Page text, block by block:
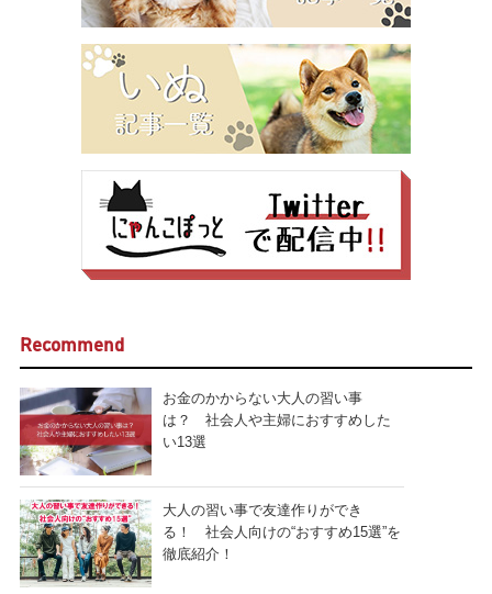
Recommend
お金のかからない大人の習い事
は？ 社会人や主婦におすすめした
い13選
大人の習い事で友達作りができ
る！ 社会人向けの“おすすめ15選”を
徹底紹介！